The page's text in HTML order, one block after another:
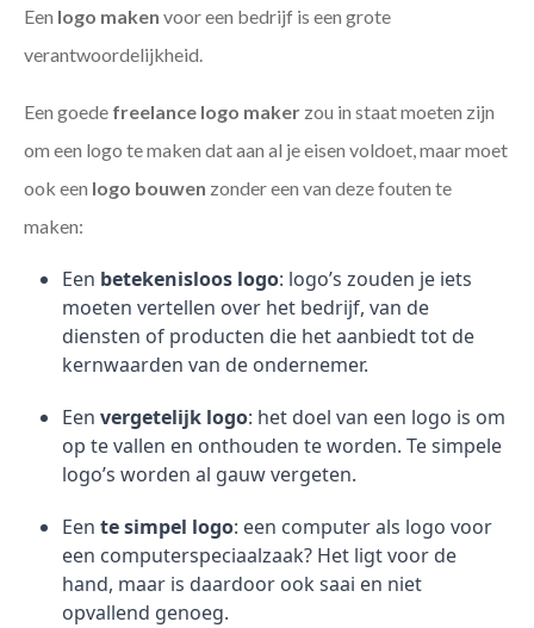
Een logo maken voor een bedrijf is een grote
verantwoordelijkheid.
Een goede freelance logo maker zou in staat moeten zijn
om een logo te maken dat aan al je eisen voldoet, maar moet
ook een logo bouwen zonder een van deze fouten te
maken:
Een betekenisloos logo: logo’s zouden je iets
moeten vertellen over het bedrijf, van de
diensten of producten die het aanbiedt tot de
kernwaarden van de ondernemer.
Een vergetelijk logo: het doel van een logo is om
op te vallen en onthouden te worden. Te simpele
logo’s worden al gauw vergeten.
Een te simpel logo: een computer als logo voor
een computerspeciaalzaak? Het ligt voor de
hand, maar is daardoor ook saai en niet
opvallend genoeg.